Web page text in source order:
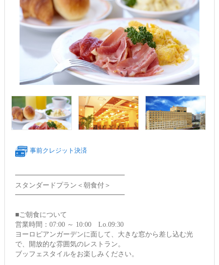
事前クレジット決済
━━━━━━━━━━━━━━━━
スタンダードプラン＜朝食付＞
━━━━━━━━━━━━━━━━
■ご朝食について
営業時間：07:00 ～ 10:00 Lo.09:30
ヨーロピアンガーデンに面して、大きな窓から差し込む光
で、開放的な雰囲気のレストラン。
ブッフェスタイルをお楽しみください。